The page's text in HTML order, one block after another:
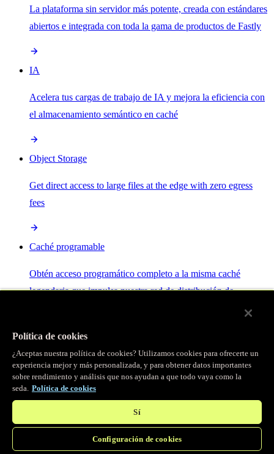
La plataforma sin servidor más potente, creada con estándares
abiertos e integrada con toda la gama de productos de Fastly
IA
Acelera tus cargas de trabajo de IA y mejora la eficiencia con
el almacenamiento semántico en caché
Object Storage
Get direct access to large files at the edge with zero egress
fees
Caché programable
Obtén acceso programático completo a la misma caché
legendaria que impulsa nuestra red de distribución de
Servidor MCP
Control por IA para tus servicios Fastly.
Política de cookies
¿Aceptas nuestra política de cookies? Utilizamos cookies para ofrecerte un
experiencia mejor y más personalizada, y para obtener datos importantes
sobre rendimiento y análisis que nos ayudan a que todo vaya como la
seda. Política de cookies
Sí
Configuración de cookies